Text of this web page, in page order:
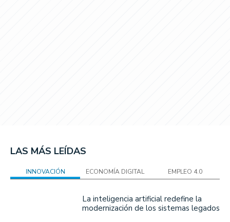
LAS MÁS LEÍDAS
INNOVACIÓN ECONOMÍA DIGITAL EMPLEO 4.0
La inteligencia artificial redefine la
modernización de los sistemas legados